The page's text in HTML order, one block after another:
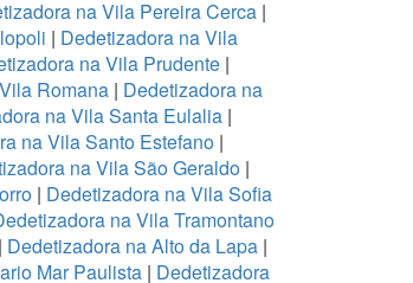
na Vila Pereira Cerca |
| Dedetizadora na Vila
na Vila Prudente|
Romana | Dedetizadora na
na Vila Santa Eulalia |
na Vila Santo Estefano |
na Vila São Geraldo |
| Dedetizadora na Vila Sofia
na Vila Tramontano
Dedetizadora na Alto da Lapa|
Mar Paulista| Dedetizadora